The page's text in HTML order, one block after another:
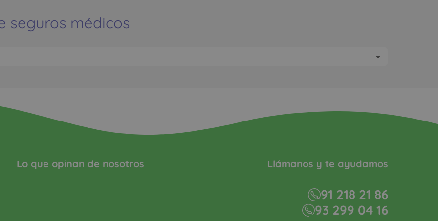
seguros médicos
Lo que opinan de nosotros Llámanos y te ayudamos
91 218 21 86
93 299 04 16